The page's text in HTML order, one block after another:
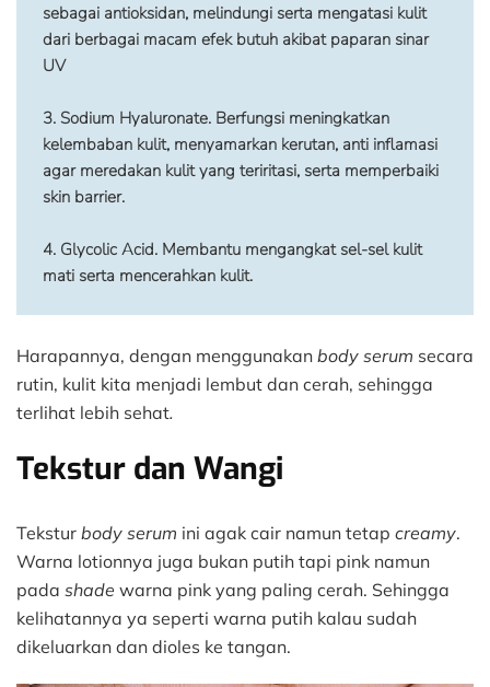
sebagai antioksidan, melindungi serta mengatasi kulit
dari berbagai macam efek butuh akibat paparan sinar
UV
3. Sodium Hyaluronate. Berfungsi meningkatkan
kelembaban kulit, menyamarkan kerutan, anti inflamasi
agar meredakan kulit yang teriritasi, serta memperbaiki
skin barrier.
4. Glycolic Acid. Membantu mengangkat sel-sel kulit
mati serta mencerahkan kulit.
Harapannya, dengan menggunakan body serum secara
rutin, kulit kita menjadi lembut dan cerah, sehingga
terlihat lebih sehat.
Tekstur dan Wangi
Tekstur body serum ini agak cair namun tetap creamy.
Warna lotionnya juga bukan putih tapi pink namun
pada shade warna pink yang paling cerah. Sehingga
kelihatannya ya seperti warna putih kalau sudah
dikeluarkan dan dioles ke tangan.